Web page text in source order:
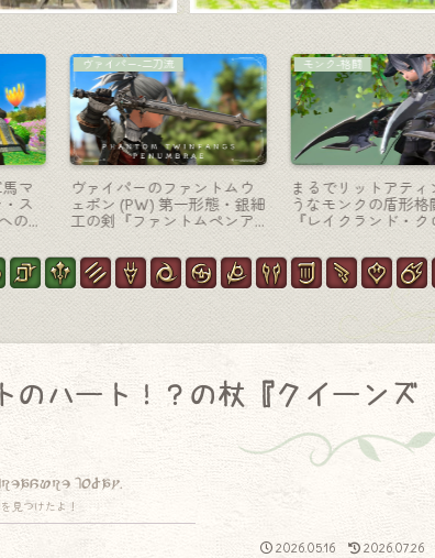
真ギャラリー】2024年
の思い出「SS作品」の
め！
白魔道士-杖
白魔道士のファントムウェ
ポン (PW) 第一形態・ハート
のランプの可愛い杖『ファ
ントムペンアンブレー・ク
ルーク』
機
ポ
型
バ
のハート！？の杖『クイーンズ
today.
見つけたよ！
2026.05.16 2026.07.26